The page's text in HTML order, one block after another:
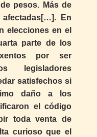
pesos. Más de
En
elecciones en el
parte de los
por ser
legisladores
satisfechos si
daño a los
el código
toda venta de
curioso que el